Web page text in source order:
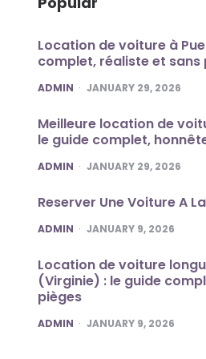
Location de voiture à
complet, réaliste et sans
POSTED
ADMIN JANUARY 29, 2026
Meilleure location de
le guide complet,
POSTED
ADMIN JANUARY 29, 2026
Reserver Une Voiture A
POSTED
ADMIN JANUARY 9, 2026
Location de voiture
(Virginie) : le guide
pièges
POSTED
ADMIN JANUARY 9, 2026